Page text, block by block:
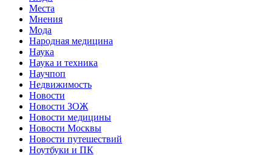
Места
Мнения
Мода
Народная медицина
Наука
Наука и техника
Научпоп
Недвижимость
Новости
Новости ЗОЖ
Новости медицины
Новости Москвы
Новости путешествий
Ноутбуки и ПК